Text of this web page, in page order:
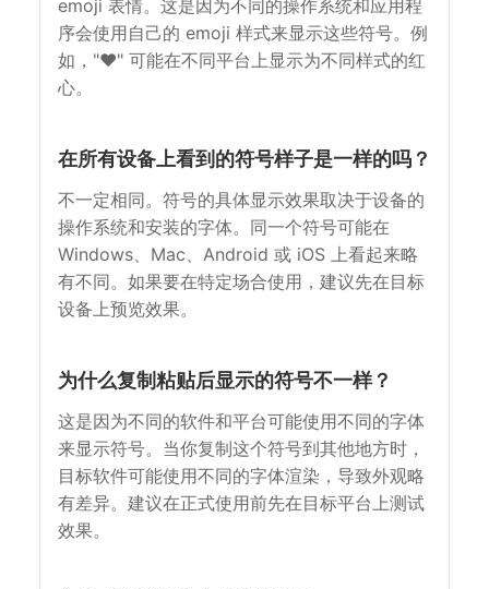
emoji 表情。这是因为不同的操作系统和应用程
序会使用自己的 emoji 样式来显示这些符号。例
如，"❤" 可能在不同平台上显示为不同样式的红
心。
在所有设备上看到的符号样子是一样的吗？
不一定相同。符号的具体显示效果取决于设备的
操作系统和安装的字体。同一个符号可能在
Windows、Mac、Android 或 iOS 上看起来略
有不同。如果要在特定场合使用，建议先在目标
设备上预览效果。
为什么复制粘贴后显示的符号不一样？
这是因为不同的软件和平台可能使用不同的字体
来显示符号。当你复制这个符号到其他地方时，
目标软件可能使用不同的字体渲染，导致外观略
有差异。建议在正式使用前先在目标平台上测试
效果。